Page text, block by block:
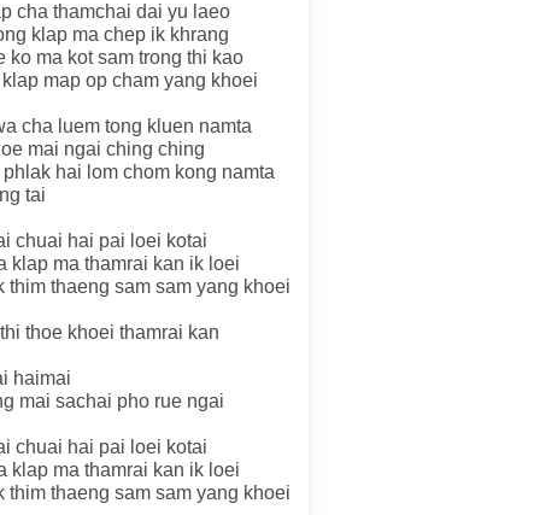
cha thamchai dai yu laeo
klap ma chep ik khrang
ko ma kot sam trong thi kao
map op cham yang khoei
cha luem tong kluen namta
mai ngai ching ching
hai lom chom kong namta
tai
chuai hai pai loei kotai
klap ma thamrai kan ik loei
thaeng sam sam yang khoei
thoe khoei thamrai kan
haimai
mai sachai pho rue ngai
chuai hai pai loei kotai
klap ma thamrai kan ik loei
thaeng sam sam yang khoei